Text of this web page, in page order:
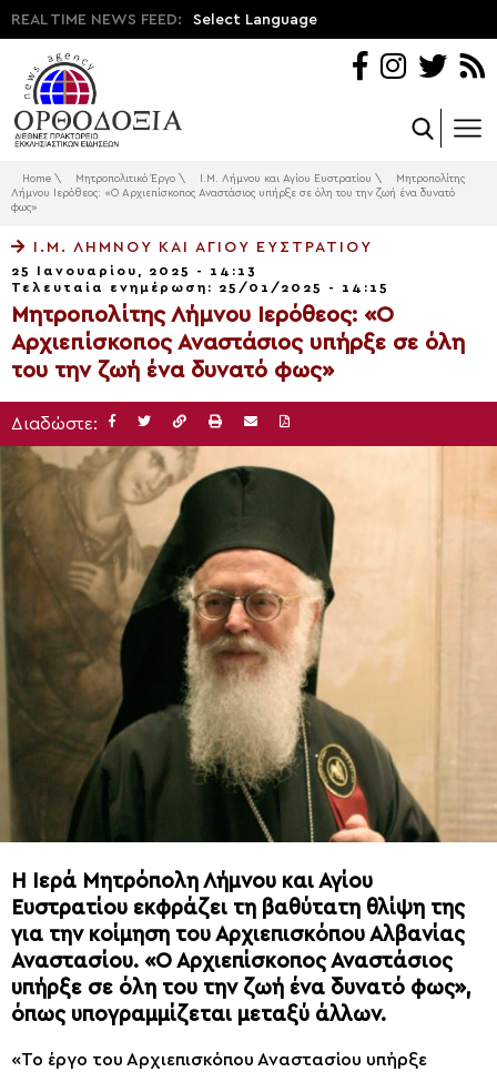
REAL TIME NEWS FEED: Select Language
Home \ Μητροπολιτικό Έργο \ Ι.Μ. Λήμνου και Αγίου Ευστρατίου \
Μητροπολίτης
Λήμνου Ιερόθεος: «Ο Αρχιεπίσκοπος Αναστάσιος υπήρξε σε όλη του την ζωή ένα δυνατό
φως»
Ι.Μ. ΛΉΜΝΟΥ ΚΑΙ ΑΓΊΟΥ ΕΥΣΤΡΑΤΊΟΥ
25 Ιανουαρίου, 2025 - 14:13
Τελευταία ενημέρωση: 25/01/2025 - 14:15
Μητροπολίτης Λήμνου Ιερόθεος: «Ο
Αρχιεπίσκοπος Αναστάσιος υπήρξε σε όλη
του την ζωή ένα δυνατό φως»
Διαδώστε:
Η Ιερά Μητρόπολη Λήμνου και Αγίου
Ευστρατίου εκφράζει τη βαθύτατη θλίψη της
για την κοίμηση του Αρχιεπισκόπου Αλβανίας
Αναστασίου. «Ο Αρχιεπίσκοπος Αναστάσιος
υπήρξε σε όλη του την ζωή ένα δυνατό φως»,
όπως υπογραμμίζεται μεταξύ άλλων.
«Το έργο του Αρχιεπισκόπου Αναστασίου υπήρξε